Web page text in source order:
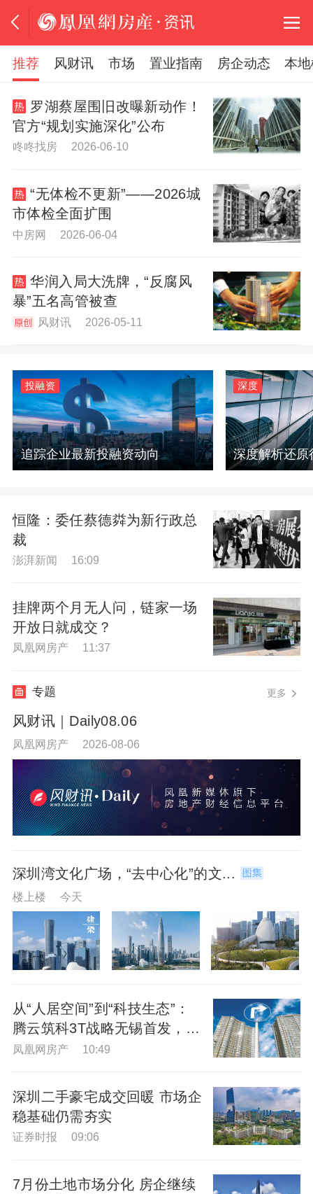
推荐 风财讯 市场 置业指南 房企动态 本
罗湖蔡屋围旧改曝新动作！
官方“规划实施深化”公布
咚咚找房 2026-06-10
“无体检不更新”——2026城
市体检全面扩围
中房网 2026-06-04
华润入局大洗牌，“反腐风
暴”五名高管被查
风财讯 2026-05-11
投融资
追踪企业最新投融资动向
深度
深度解析还
恒隆：委任蔡德粦为新行政总
裁
澎湃新闻 16:09
挂牌两个月无人问，链家一场
开放日就成交？
凤凰网房产 11:37
专题 更多
风财讯｜Daily08.06
凤凰网房产 2026-08-06
深圳湾文化广场，“去中心化”的文...
楼上楼 今天
从“人居空间”到“科技生态”：
腾云筑科3T战略无锡首发，生
态圈协同重构未来人居
凤凰网房产 10:49
深圳二手豪宅成交回暖 市场企
稳基础仍需夯实
证券时报 09:06
7月份土地市场分化 房企继续